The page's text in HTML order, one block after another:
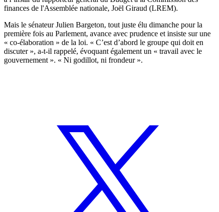
finances de l'Assemblée nationale, Joël Giraud (LREM).
Mais le sénateur Julien Bargeton, tout juste élu dimanche pour la
première fois au Parlement, avance avec prudence et insiste sur une
« co-élaboration » de la loi. « C’est d’abord le groupe qui doit en
discuter », a-t-il rappelé, évoquant également un « travail avec le
gouvernement ». « Ni godillot, ni frondeur ».